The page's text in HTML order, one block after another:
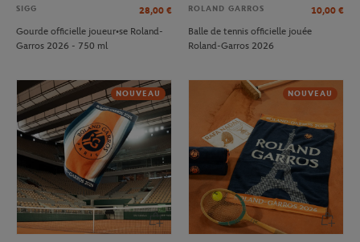
SIGG 28,00 €
Gourde officielle joueur•se Roland-
Garros 2026 - 750 ml
ROLAND GARROS 10,00 €
Balle de tennis officielle jouée
Roland-Garros 2026
NOUVEAU NOUVEAU